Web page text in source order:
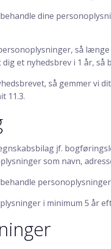
dine
så
dig et nyhedsbrev i 1 år,
så gemmer vi
11.3.
jf.
som navn,
i minimum 5 år